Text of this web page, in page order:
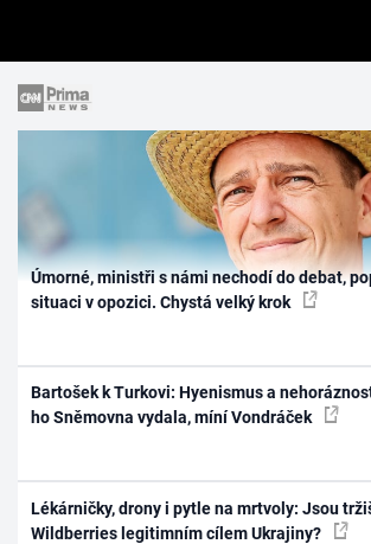
Úmorné, ministři s námi nechodí do debat,
situaci v opozici. Chystá velký krok
Bartošek k Turkovi: Hyenismus a
ho Sněmovna vydala, míní Vondráček
Lékárničky, drony i pytle na mrtvoly: Jsou
Wildberries legitimním cílem Ukrajiny?